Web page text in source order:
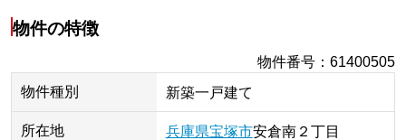
物件の特徴
物件番号 ：61400505
物件種別
新築一戸建て
所在地 兵庫県宝塚市安倉南２丁目